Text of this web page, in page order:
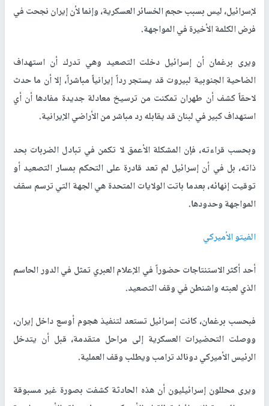
لإسرائيل، ليس بسبب حجم الخسائر العسكرية، وإنما لأن إيران نجحت في
فرض الكلمة الأخيرة في المواجهة.
ويرى برغمان أن إسرائيل دخلت التصعيد وهي تدرك أن استهداف
الضاحية الجنوبية لبيروت قد يستجر رداً إيرانياً مباشراً، إلا أن ما حدث
لاحقاً كشف أن طهران تمكنت من ترسيخ معادلة جديدة مفادها أن أي
استهداف كبير في لبنان قد يقابله رد مباشر من الأراضي الإيرانية.
وبحسب قراءته، فإن المشكلة الأعمق لا تكمن في تبادل الضربات بحد
ذاته، بل في أن إسرائيل لم تعد قادرة على التحكم بمسار التصعيد أو
توقيت إنهائه، بعدما باتت الولايات المتحدة هي الجهة التي ترسم سقف
المواجهة وحدودها.
الفيتو الأميركي
أحد أكثر الاستنتاجات حضوراً في الإعلام العبري تمثل في الدور الحاسم
الذي لعبته واشنطن في وقف التصعيد.
فبحسب برغمان، كانت إسرائيل تستعد لتنفيذ هجوم أوسع داخل إيران،
ووصلت التحضيرات العسكرية إلى مراحل متقدمة، قبل أن يتدخل
الرئيس الأميركي دونالد ترامب ويطلب وقف العملية.
ويرى محللون إسرائيليون أن هذه الحادثة كشفت بصورة غير مسبوقة